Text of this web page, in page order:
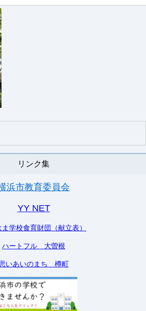
リンク集
浜市教育委員会
YY NET
ま学校食育財団（献立表）
ハートフル 大曽根
いあいのまち 樽町